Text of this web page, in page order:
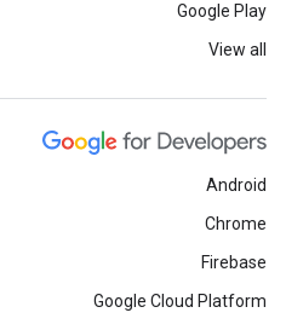
Google Play
View all
Android
Chrome
Firebase
Google Cloud Platform